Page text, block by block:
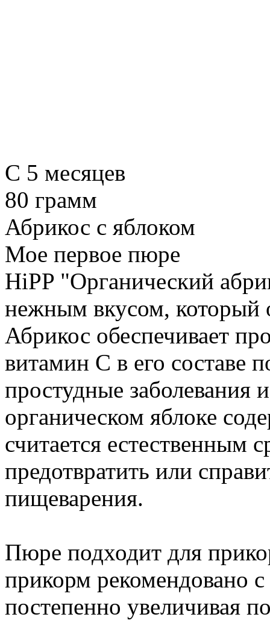
C 5 месяцев
80 грамм
Абрикос с яблоком
Мое первое пюре
HiPP "Органический
нежным вкусом, который
Абрикос обеспечивает
витамин С в его составе
простудные заболевания
органическом яблоке
считается естественным
предотвратить или
пищеварения.
Пюре подходит для
прикорм рекомендовано
постепенно увеличивая